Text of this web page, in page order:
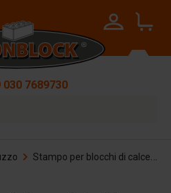
030 7689730
Stampo per blocchi di calcestruzzo base